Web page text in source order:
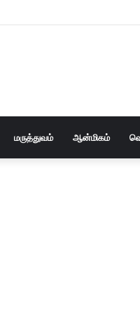
புதுசா மாத்திடலாம் 10
மருத்துவம் ஆன்மிகம்